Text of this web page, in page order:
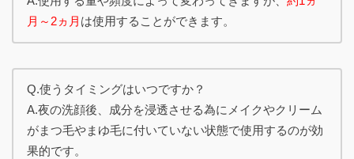
月～2ヵ月 は使用することができます。
Q.使うタイミングはいつですか？
A.夜の洗顔後、成分を浸透させる為にメイクやクリーム
がまつ毛やまゆ毛に付いていない状態で使用するのが効
果的です。